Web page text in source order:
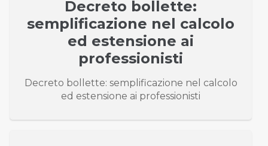
Decreto bollette:
semplificazione nel calcolo
ed estensione ai
professionisti
Decreto bollette: semplificazione nel calcolo
ed estensione ai professionisti